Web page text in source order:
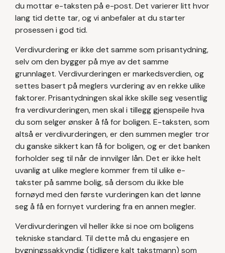
du mottar e-taksten på e-post. Det varierer litt hvor
lang tid dette tar, og vi anbefaler at du starter
prosessen i god tid.
Verdivurdering er ikke det samme som prisantydning,
selv om den bygger på mye av det samme
grunnlaget. Verdivurderingen er markedsverdien, og
settes basert på meglers vurdering av en rekke ulike
faktorer. Prisantydningen skal ikke skille seg vesentlig
fra verdivurderingen, men skal i tillegg gjenspeile hva
du som selger ønsker å få for boligen. E-taksten, som
altså er verdivurderingen, er den summen megler tror
du ganske sikkert kan få for boligen, og er det banken
forholder seg til når de innvilger lån. Det er ikke helt
uvanlig at ulike meglere kommer frem til ulike e-
takster på samme bolig, så dersom du ikke ble
fornøyd med den første vurderingen kan det lønne
seg å få en fornyet vurdering fra en annen megler.
Verdivurderingen vil heller ikke si noe om boligens
tekniske standard. Til dette må du engasjere en
bygningssakkyndig (tidligere kalt takstmann) som